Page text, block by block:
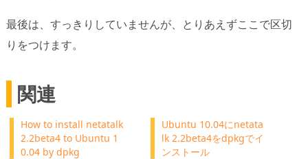
最後は、すっきりしていませんが、とりあえずここで区切
りをつけます。
関連
How to install netatalk
2.2beta4 to Ubuntu 1
0.04 by dpkg
Ubuntu 10.04にnetata
lk 2.2beta4をdpkgでイ
ンストール